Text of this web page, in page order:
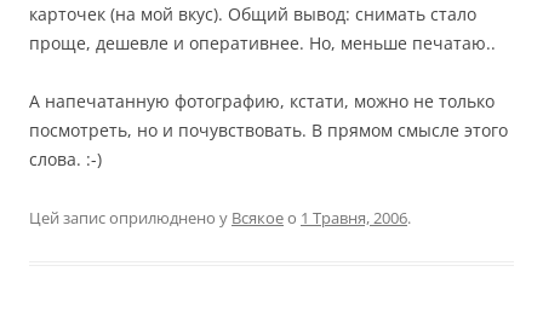
карточек (на мой вкус). Общий вывод: снимать стало
проще, дешевле и оперативнее. Но, меньше печатаю..
А напечатанную фотографию, кстати, можно не только
посмотреть, но и почувствовать. В прямом смысле этого
слова. :-)
Цей запис оприлюднено у Всякоео 1 Травня, 2006.